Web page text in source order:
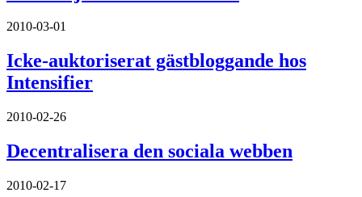
2010-03-01
Icke-auktoriserat gästbloggande hos
Intensifier
2010-02-26
Decentralisera den sociala webben
2010-02-17